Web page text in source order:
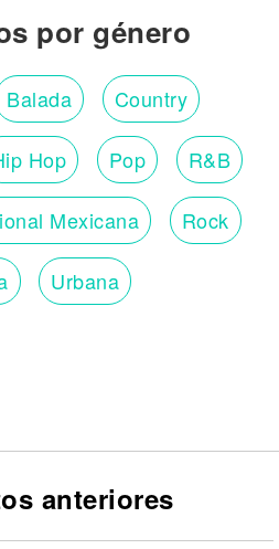
por género
Balada Country
Hop Pop R&B
Mexicana Rock
Urbana
anteriores